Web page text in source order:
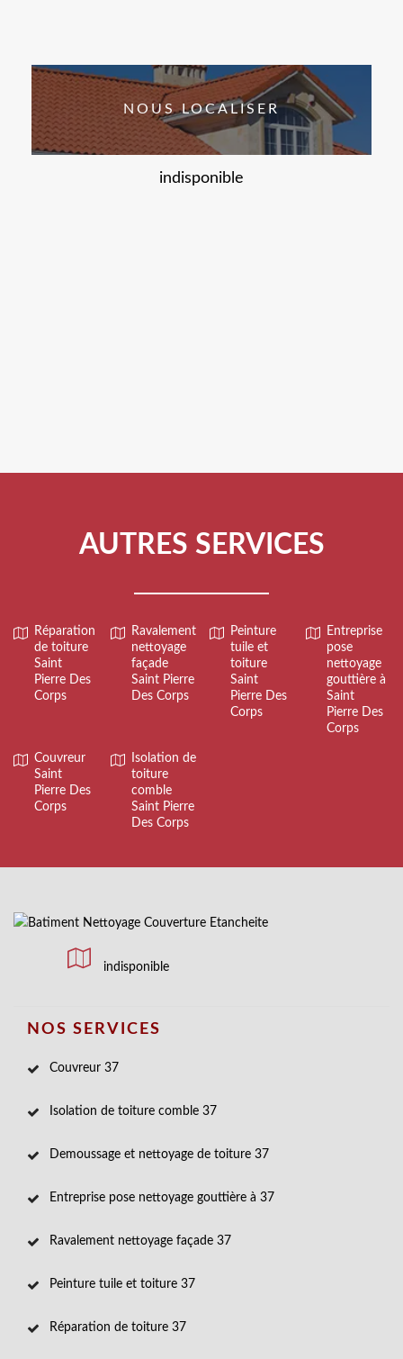
NOUS LOCALISER
indisponible
AUTRES SERVICES
Réparation
de toiture
Saint
Pierre Des
Corps
Ravalement
nettoyage
façade
Saint Pierre
Des Corps
Peinture
tuile et
toiture
Saint
Pierre Des
Corps
Entreprise
pose
nettoyage
gouttière à
Saint
Pierre Des
Corps
Couvreur
Saint
Pierre Des
Corps
Isolation de
toiture
comble
Saint Pierre
Des Corps
indisponible
NOS SERVICES
Couvreur 37
Isolation de toiture comble 37
Demoussage et nettoyage de toiture 37
Entreprise pose nettoyage gouttière à 37
Ravalement nettoyage façade 37
Peinture tuile et toiture 37
Réparation de toiture 37